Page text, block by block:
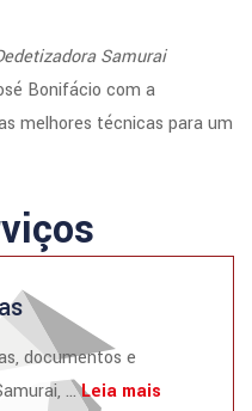
Samurai
Bonifácio com a
melhores técnicas para um
documentos e
...Leia mais